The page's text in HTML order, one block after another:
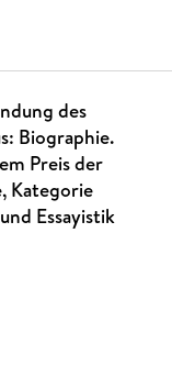
des
Biographie.
Preis der
Kategorie
Essayistik